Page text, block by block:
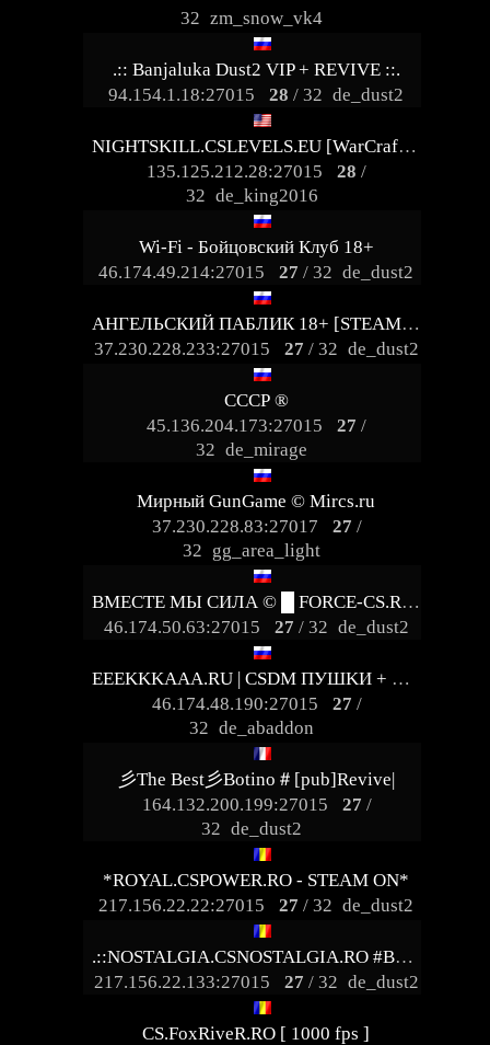
32 zm_snow_vk4
.:: Banjaluka Dust2 VIP + REVIVE ::.
94.154.1.18:27015
28 / 32 de_dust2
NIGHTSKILL.CSLEVELS.EU [WarCrafT3 UWC3X Lvl50 VIP FREE]
135.125.212.28:27015
28 /
32 de_king2016
Wi-Fi - Бойцовский Клуб 18+
46.174.49.214:27015
27 / 32 de_dust2
АНГЕЛЬСКИЙ ПАБЛИК 18+ [STEAM BONUS]
37.230.228.233:27015
27 / 32 de_dust2
СССР ®
45.136.204.173:27015
27 /
32 de_mirage
Мирный GunGame © Mircs.ru
37.230.228.83:27017
27 /
32 gg_area_light
ВМЕСТЕ МЫ СИЛА © █ FORCE-CS.RU █
46.174.50.63:27015
27 / 32 de_dust2
EEEKKKAAA.RU | CSDM ПУШKИ + ЛA3EPЫ [LVL+VIP]
46.174.48.190:27015
27 /
32 de_abaddon
彡The Best彡Botino＃[pub]Revive|
164.132.200.199:27015
27 /
32 de_dust2
*ROYAL.CSPOWER.RO - STEAM ON*
217.156.22.22:27015
27 / 32 de_dust2
.::NOSTALGIA.CSNOSTALGIA.RO #BE TALENTED::.
217.156.22.133:27015
27 / 32 de_dust2
CS.FoxRiveR.RO [ 1000 fps ]